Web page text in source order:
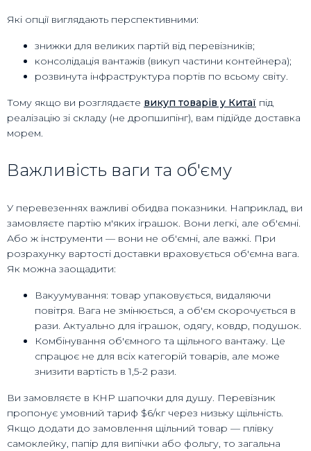
Які опції виглядають перспективними:
знижки для великих партій від перевізників;
консолідація вантажів (викуп частини контейнера);
розвинута інфраструктура портів по всьому світу.
Тому якщо ви розглядаєте викуп товарів у Китаї під
реалізацію зі складу (не дропшипінг), вам підійде доставка
морем.
Важливість ваги та об'єму
У перевезеннях важливі обидва показники. Наприклад, ви
замовляєте партію м'яких іграшок. Вони легкі, але об'ємні.
Або ж інструменти — вони не об'ємні, але важкі. При
розрахунку вартості доставки враховується об'ємна вага.
Як можна заощадити:
Вакуумування: товар упаковується, видаляючи
повітря. Вага не змінюється, а об'єм скорочується в
рази. Актуально для іграшок, одягу, ковдр, подушок.
Комбінування об'ємного та щільного вантажу. Це
спрацює не для всіх категорій товарів, але може
знизити вартість в 1,5-2 рази.
Ви замовляєте в КНР шапочки для душу. Перевізник
пропонує умовний тариф $6/кг через низьку щільність.
Якщо додати до замовлення щільний товар — плівку
самоклейку, папір для випічки або фольгу, то загальна